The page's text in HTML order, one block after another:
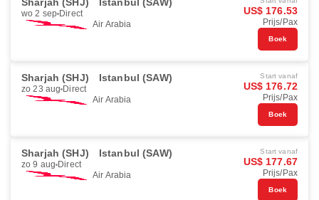
wo 2 sep Direct
Air Arabia
US$ 176.53
Prijs/Pax
Boek
Sharjah (SHJ) Istanbul (SAW)
zo 23 aug Direct
Air Arabia
Start vanaf
US$ 176.72
Prijs/Pax
Boek
Sharjah (SHJ) Istanbul (SAW)
zo 9 aug Direct
Air Arabia
Start vanaf
US$ 177.67
Prijs/Pax
Boek